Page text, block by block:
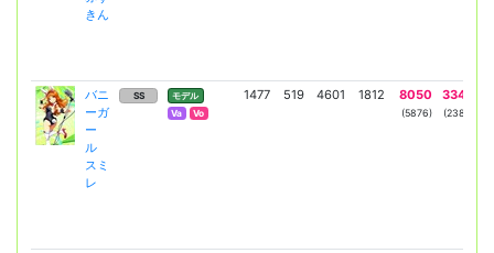
きん
バニ
ーガ
ー
ル
スミ
レ
SS
モデル
Va
Vo
1477 519 4601 1812 8050
(5876)
3344
(2389)